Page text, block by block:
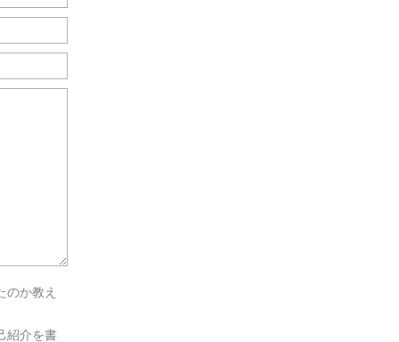
か教え
紹介を書